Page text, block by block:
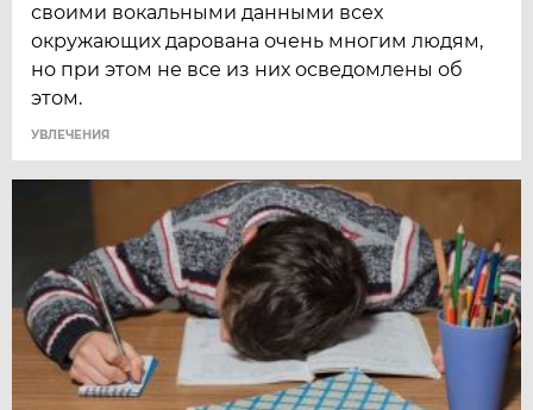
своими вокальными данными всех
окружающих дарована очень многим людям,
но при этом не все из них осведомлены об
этом.
УВЛЕЧЕНИЯ